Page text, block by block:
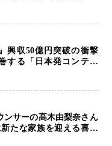
ず、大谷翔平は好機で悔
興収50億円突破の衝撃
する「日本発コンテン
パイダーマン、モアナ
ンサーの高木由梨奈さん
たな家族を迎える喜び
田タツヤさんと連名